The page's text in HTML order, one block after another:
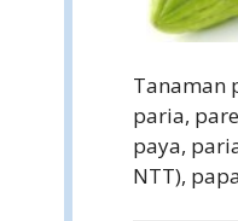
Tanaman
paria,
paya,
NTT),